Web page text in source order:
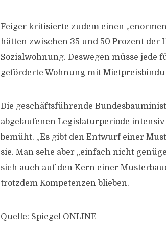
Feiger kritisierte zudem einen
hätten zwischen 35 und 50 Prozent der
Sozialwohnung. Deswegen müsse jede
geförderte Wohnung mit
Die geschäftsführende
abgelaufenen Legislaturperiode
bemüht. „Es gibt den Entwurf einer
sie. Man sehe aber „einfach nicht
sich auch auf den Kern einer
trotzdem Kompetenzen blieben.
Quelle: Spiegel ONLINE